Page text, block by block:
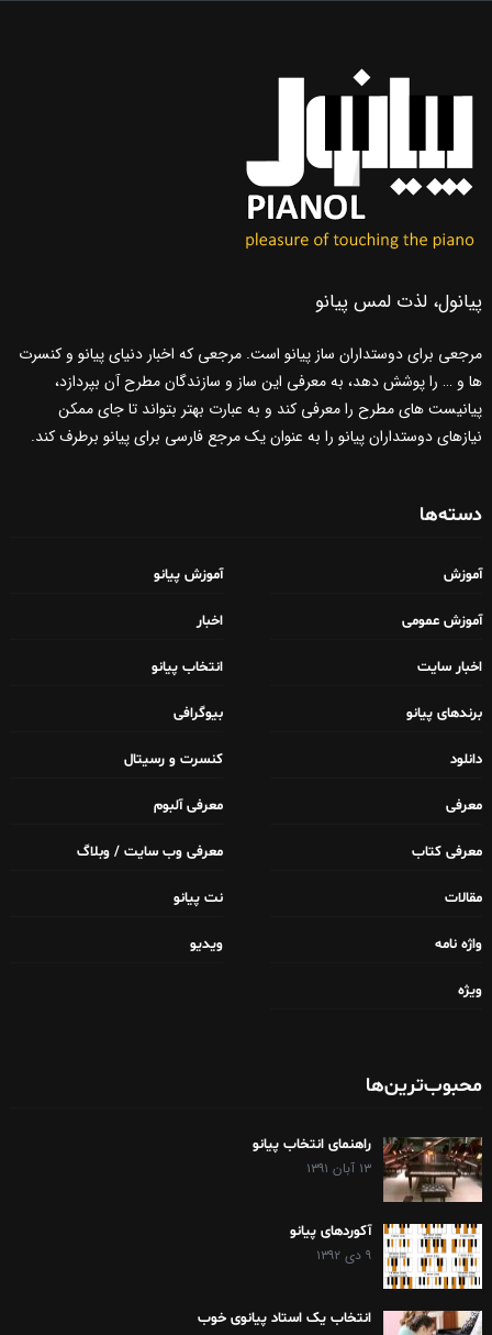
پیانول، لذت لمس پیانو
مرجعی برای دوستداران ساز پیانو است. مرجعی که اخبار دنیای پیانو و کنسرت
ها و … را پوشش دهد، به معرفی این ساز و سازندگان مطرح آن بپردازد،
پیانیست های مطرح را معرفی کند و به عبارت بهتر بتواند تا جای ممکن
نیازهای دوستداران پیانو را به عنوان یک مرجع فارسی برای پیانو برطرف کند.
دسته‌ها
آموزش آموزش پیانو
آموزش عمومی اخبار
اخبار سایت انتخاب پیانو
برندهای پیانو بیوگرافی
دانلود کنسرت و رسیتال
معرفی معرفی آلبوم
معرفی کتاب معرفی وب سایت / وبلاگ
مقالات نت پیانو
واژه نامه ویدیو
ویژه
محبوب‌ترین‌ها
راهنمای انتخاب پیانو
۱۳ آبان ۱۳۹۱
آکوردهای پیانو
۹ دی ۱۳۹۲
انتخاب یک استاد پیانوی خوب